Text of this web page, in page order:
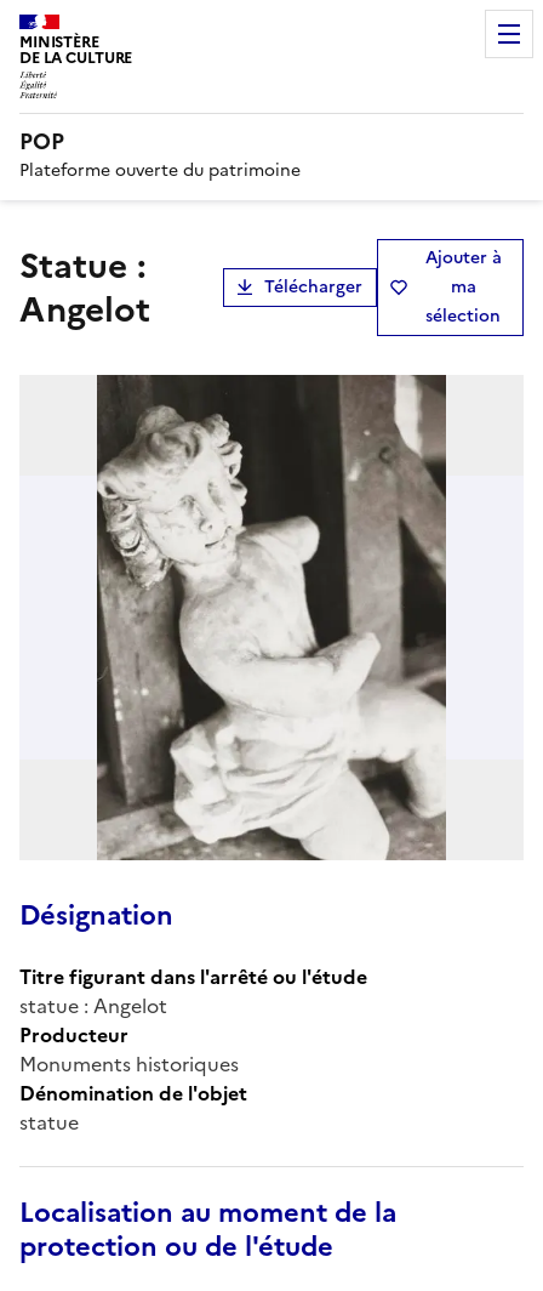
MINISTÈRE
DE LA CULTURE
POP
Plateforme ouverte du patrimoine
statue :
Angelot
Télécharger
Ajouter à
ma
sélection
Désignation
Titre figurant dans l'arrêté ou l'étude
statue : Angelot
Producteur
Monuments historiques
Dénomination de l'objet
statue
Localisation au moment de la
protection ou de l'étude